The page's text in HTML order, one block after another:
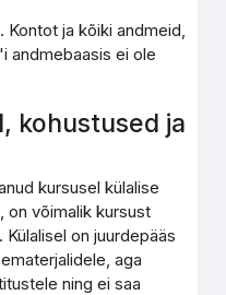
Kontot ja kõiki andmeid,
andmebaasis ei ole
kohustused ja
kursusel külalise
on võimalik kursust
on juurdepääs
aga
ning ei saa